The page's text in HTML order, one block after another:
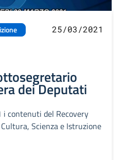
25/03/2021
dei Deputati
contenuti del Recovery
Scienza e Istruzione